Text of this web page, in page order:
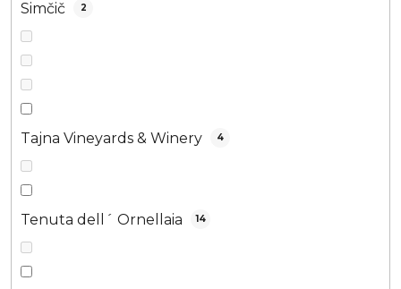
Simčič 2
Tajna Vineyards & Winery 4
Tenuta dell´ Ornellaia 14